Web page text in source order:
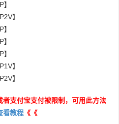
】
】
】
者支付宝支付被限制，可用此方法
看教程 《《